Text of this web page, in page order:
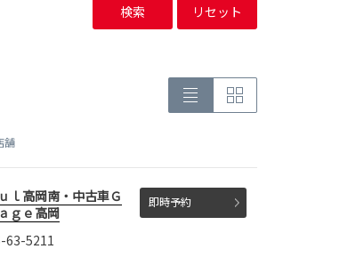
検索 リセット
舗
ｌ高岡南・中古車Ｇ
ｇｅ高岡
63-5211
即時予約